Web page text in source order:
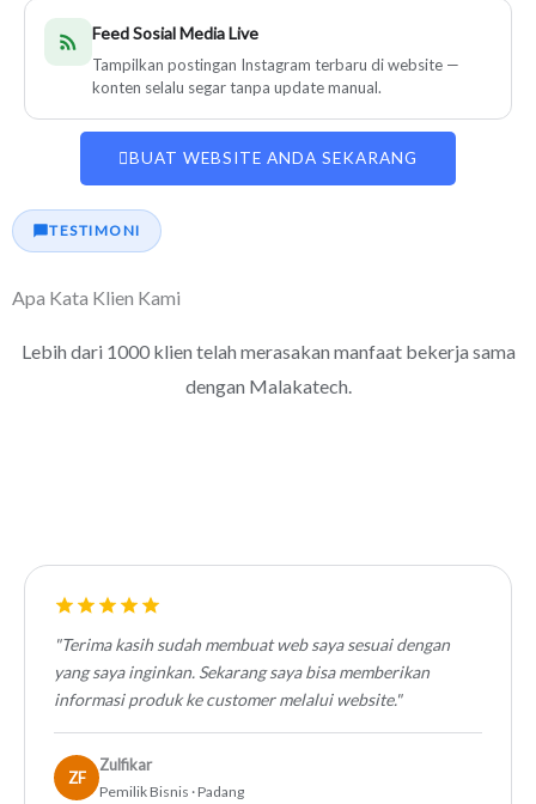
Feed Sosial Media Live
Tampilkan postingan Instagram terbaru di website —
konten selalu segar tanpa update manual.
BUAT WEBSITE ANDA SEKARANG
TESTIMONI
Apa Kata Klien Kami
Lebih dari 1000 klien telah merasakan manfaat bekerja sama
dengan Malakatech.
"Terima kasih sudah membuat web saya sesuai dengan
yang saya inginkan. Sekarang saya bisa memberikan
informasi produk ke customer melalui website."
ZF
Zulfikar
Pemilik Bisnis · Padang